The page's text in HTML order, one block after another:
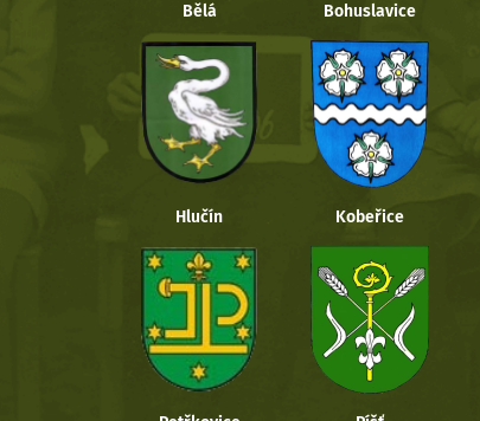
Bělá Bohuslavice
Hlučín Kobeřice